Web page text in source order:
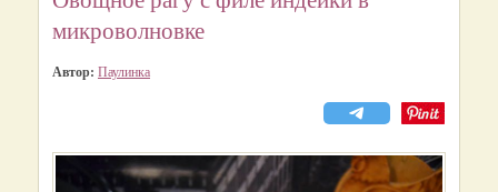
микроволновке
Автор: Паулинка